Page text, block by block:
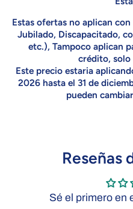
Estas ofertas no aplican
Jubilado, Discapacitado,
etc.), Tampoco aplican
crédito, solo
Este precio estaria
2026 hasta el 31 de
pueden
Reseñas
Sé el primero en